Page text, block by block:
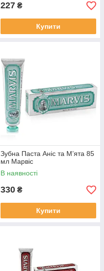
227 ₴
Купити
Зубна Паста Аніс та М’ята 85
мл Марвіс
В наявності
330 ₴
Купити